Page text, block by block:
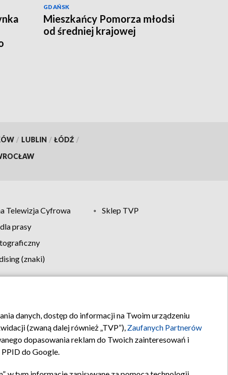
GDAŃSK
Mieszkańcy Pomorza młodsi
od średniej krajowej
/ LUBLIN / ŁÓDŹ /
Telewizja Cyfrowa
Sklep TVP
prasy
(znaki)
Kontakt
danych, dostęp do informacji na Twoim urządzeniu
(zwaną dalej również „TVP”), Zaufanych Partnerów
dopasowania reklam do Twoich zainteresowań i
do Google.